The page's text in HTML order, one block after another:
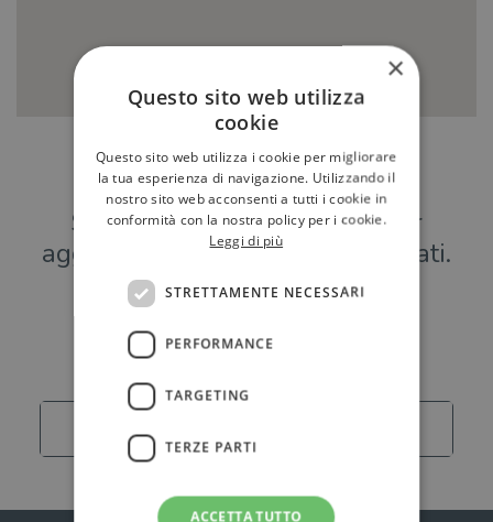
Hai una libreria?
Scrivici a
per
aggiungere o modificare i tuoi dati.
Librerie
×
Questo sito web utilizza
cookie
Questo sito web utilizza i cookie per migliorare
la tua esperienza di navigazione. Utilizzando il
nostro sito web acconsenti a tutti i cookie in
conformità con la nostra policy per i cookie.
Leggi di più
STRETTAMENTE NECESSARI
PERFORMANCE
TARGETING
TERZE PARTI
ACCETTA TUTTO